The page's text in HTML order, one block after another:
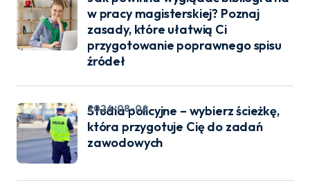
w pracy magisterskiej? Poznaj
zasady, które ułatwią Ci
przygotowanie poprawnego spisu
źródeł
Studia policyjne – wybierz ścieżkę,
która przygotuje Cię do zadań
zawodowych
2026-08-06